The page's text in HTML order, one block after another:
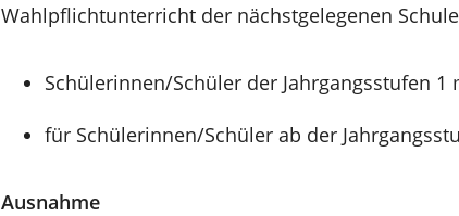
Wahlpflichtunterricht der nächstgelegenen
Schülerinnen/Schüler der Jahrgangsstufen
für Schülerinnen/Schüler ab der
Ausnahme